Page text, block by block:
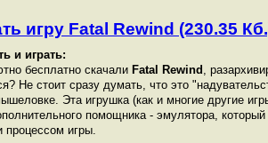
игру Fatal Rewind (230.35
и играть:
бесплатно скачали Fatal Rewind ,
Не стоит сразу думать, что это
Эта игрушка (как и многие другие
помощника - эмулятора,
процессом игры.